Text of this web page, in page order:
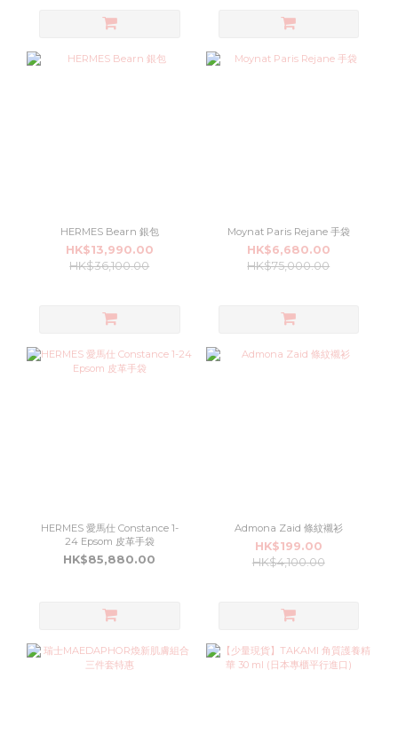
HERMES Bearn 銀包
HK$13,990.00
HK$36,100.00
Moynat Paris Rejane 手袋
HK$6,680.00
HK$75,000.00
HERMES 愛馬仕 Constance 1-
24 Epsom 皮革手袋
HK$85,880.00
Admona Zaid 條紋襯衫
HK$199.00
HK$4,100.00